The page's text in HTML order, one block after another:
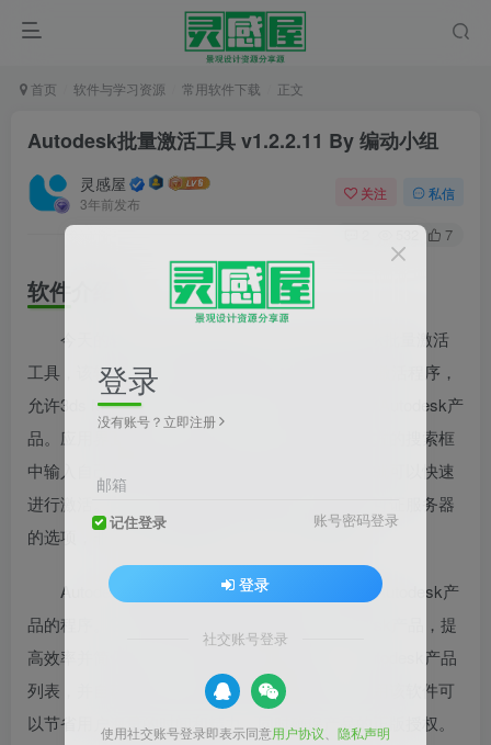
首页 软件与学习资源 常用软件下载 正文
Autodesk批量激活工具 v1.2.2.11 By 编动小组
灵感屋
3年前发布
关注 私信
7
软件介绍
今天的
激活
工具 ，该软件是一款绿色免费的Autodesk全系列激活程序，
允许3ds Max以及AutoCAD、Maya等在内的多款Autodesk产
品。应用界面友好，使用方便，用户只需求在上方的搜索框
中输入自己需要查找的应用名称或者发行年份等就可以快速
进行激活。此外，应用还为用户提供了只安装许可证服务器
的选项，非常周到完整的满足了用户的使用需求。
Autodesk批量激活程序是一种用于自动激活Autodesk产
品的程序。它可以帮助用户批量激活多个Autodesk产品，提
高效率并简化操作。该软件可以通过读取一个Autodesk产品
列表，并自动为每个产品生成有效的激活码。使用该软件可
以节省用户海量的时间和精力，同时确保产品的正版授权。
登录
没有账号？立即注册
邮箱
记住登录 账号密码登录
登录
社交账号登录
使用社交账号登录即表示同意用户协议 隐私声明